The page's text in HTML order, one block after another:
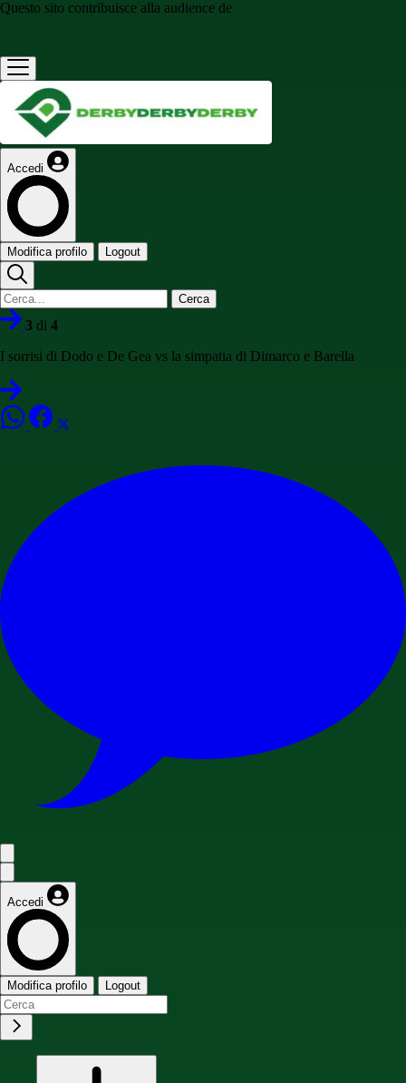
Questo sito contribuisce alla audience de
Accedi
Modifica profilo Logout
Cerca
3 di 4
I sorrisi di Dodo e De Gea vs la simpatia di Dimarco e Barella
Accedi
Modifica profilo Logout